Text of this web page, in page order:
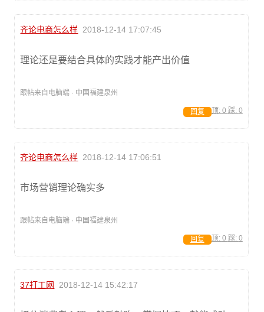
齐论电商怎么样 2018-12-14 17:07:45
理论还是要结合具体的实践才能产出价值
跟帖来自电脑端 · 中国福建泉州
顶: 0 踩: 0
回复
齐论电商怎么样 2018-12-14 17:06:51
市场营销理论确实多
跟帖来自电脑端 · 中国福建泉州
顶: 0 踩: 0
回复
37打工网 2018-12-14 15:42:17